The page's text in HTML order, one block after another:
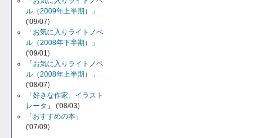
ル（2009年上半期）」
('09/07)
「お気に入りライトノベ
ル（2008年下半期）」
('09/01)
「お気に入りライトノベ
ル（2008年上半期）」
('08/07)
「好きな作家、イラスト
レータ」
('08/03)
「おすすめの本」
('07/09)